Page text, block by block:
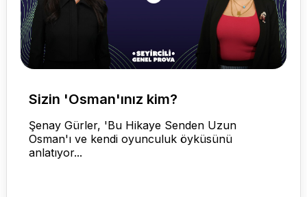
Sizin 'Osman'ınız kim?
Şenay Gürler, 'Bu Hikaye Senden Uzun
Osman'ı ve kendi oyunculuk öyküsünü
anlatıyor...